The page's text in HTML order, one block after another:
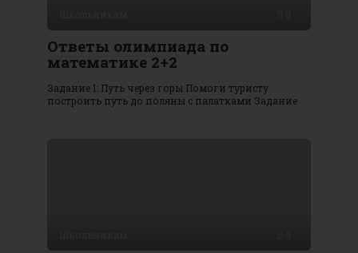
Ответы олимпиада по
математике 2+2
Задание 1: Путь через горы Помоги туристу
построить путь до поляны с палатками Задание